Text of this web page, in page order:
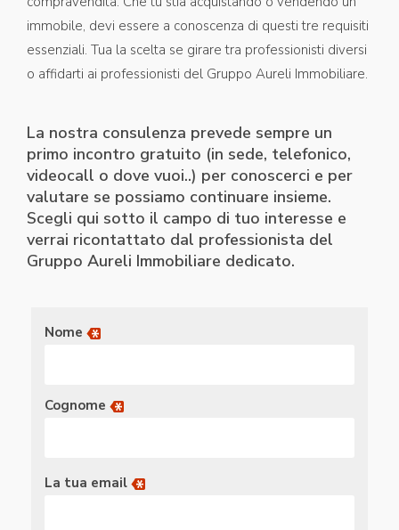
immobile, devi essere a conoscenza di questi tre requisiti
essenziali. Tua la scelta se girare tra professionisti diversi
o affidarti ai professionisti del Gruppo Aureli Immobiliare.
La nostra consulenza prevede sempre un
primo incontro gratuito (in sede, telefonico,
videocall o dove vuoi..) per conoscerci e per
valutare se possiamo continuare insieme.
Scegli qui sotto il campo di tuo interesse e
verrai ricontattato dal professionista del
Gruppo Aureli Immobiliare dedicato.
Nome
Cognome
La tua email